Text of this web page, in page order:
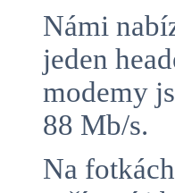
Námi
jeden
modemy
88 Mb/s.
Na